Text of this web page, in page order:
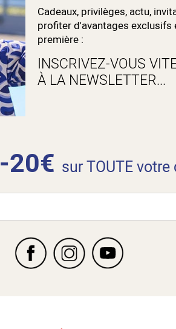
Cadeaux, privilèges, actu,
profiter d'avantages exclusifs
première :
INSCRIVEZ-VOUS
À LA NEWSLETTER...
-20€ sur TOUTE